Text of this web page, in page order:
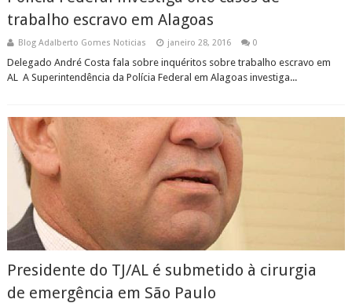
trabalho escravo em Alagoas
Blog Adalberto Gomes Noticias janeiro 28, 2016 0
Delegado André Costa fala sobre inquéritos sobre trabalho escravo em
AL A Superintendência da Polícia Federal em Alagoas investiga...
Presidente do TJ/AL é submetido à cirurgia
de emergência em São Paulo